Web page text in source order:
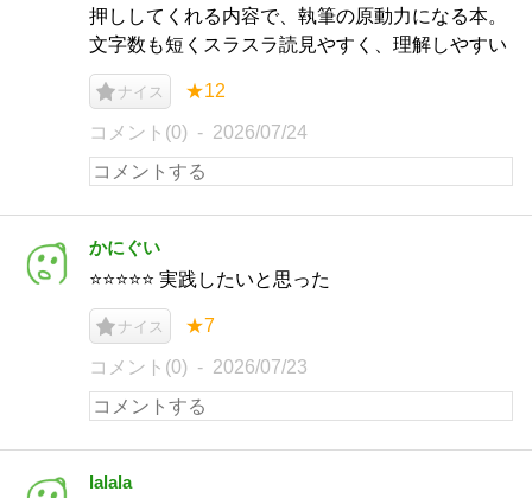
押ししてくれる内容で、執筆の原動力になる本。
文字数も短くスラスラ読見やすく、理解しやすい
ナイス ★12
コメント(0) 2026/07/24
かにぐい
⭐️⭐️⭐️⭐️⭐️ 実践したいと思った
ナイス ★7
コメント(0) 2026/07/23
lalala